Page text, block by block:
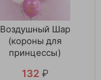
Воздушный Шар
(короны для
принцессы)
132 ₽